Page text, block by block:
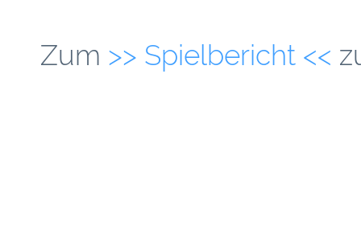
Zum >> Spielbericht <<